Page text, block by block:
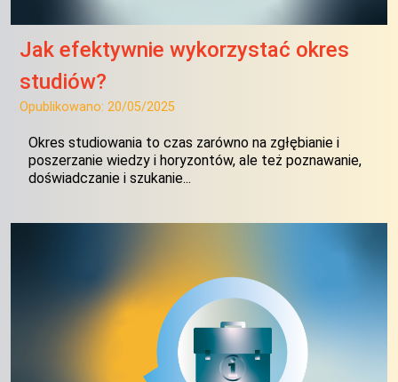
Jak efektywnie wykorzystać okres
studiów?
Opublikowano: 20/05/2025
Okres studiowania to czas zarówno na zgłębianie i
poszerzanie wiedzy i horyzontów, ale też poznawanie,
doświadczanie i szukanie...